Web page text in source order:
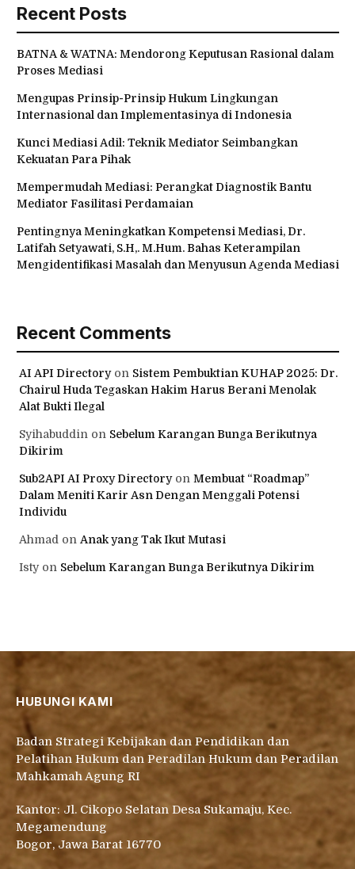
Recent Posts
BATNA & WATNA: Mendorong Keputusan Rasional dalam
Proses Mediasi
Mengupas Prinsip-Prinsip Hukum Lingkungan
Internasional dan Implementasinya di Indonesia
Kunci Mediasi Adil: Teknik Mediator Seimbangkan
Kekuatan Para Pihak
Mempermudah Mediasi: Perangkat Diagnostik Bantu
Mediator Fasilitasi Perdamaian
Pentingnya Meningkatkan Kompetensi Mediasi, Dr.
Latifah Setyawati, S.H,. M.Hum. Bahas Keterampilan
Mengidentifikasi Masalah dan Menyusun Agenda Mediasi
Recent Comments
AI API Directoryon Sistem Pembuktian KUHAP 2025: Dr.
Chairul Huda Tegaskan Hakim Harus Berani Menolak
Alat Bukti Ilegal
Syihabuddin on Sebelum Karangan Bunga Berikutnya
Dikirim
Sub2API AI Proxy Directoryon Membuat “Roadmap”
Dalam Meniti Karir Asn Dengan Menggali Potensi
Individu
Ahmad on Anak yang Tak Ikut Mutasi
Istyon Sebelum Karangan Bunga Berikutnya Dikirim
HUBUNGI KAMI
Badan Strategi Kebijakan dan Pendidikan dan
Pelatihan Hukum dan Peradilan Hukum dan Peradilan
Mahkamah Agung RI
Kantor: Jl. Cikopo Selatan Desa Sukamaju, Kec.
Megamendung
Bogor, Jawa Barat 16770